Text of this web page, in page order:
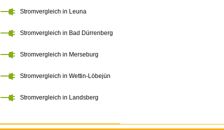
Stromvergleich in Leuna
Stromvergleich in Bad Dürrenberg
Stromvergleich in Merseburg
Stromvergleich in Wettin-Löbejün
Stromvergleich in Landsberg